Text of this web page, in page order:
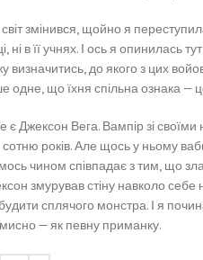
змінився, щойно я
ні в її учнях. І ось я опинилась
визначитись, до якого з цих
одне, що їхня спільна ознака —
є Джексон Вега. Вампір зі
років. Але щось у ньому
чином співпадає з тим, що
змурував стіну навколо себе
сплячого монстра. І я
— як певну приманку.